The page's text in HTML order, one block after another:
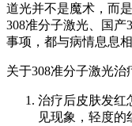
道光并不是魔术，而
308准分子激光、国产
事项，都与病情息息相
关于308准分子激光治
治疗后皮肤发红
见现象，轻度的